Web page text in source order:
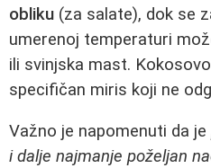
obliku (za salate), dok se
umerenoj temperaturi
ili svinjska mast.
specifičan miris koji ne
Važno je napomenuti da je
i dalje najmanje poželjan